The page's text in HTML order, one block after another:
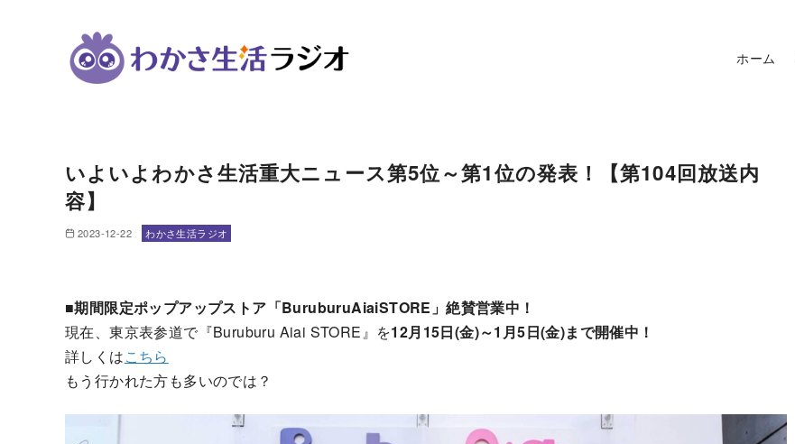
ホーム
いよいよわかさ生活重大ニュース第5位～第1位の発表！【第104回放送内
容】
2023-12-22 わかさ生活ラジオ
■期間限定ポップアップストア「BuruburuAiaiSTORE」絶賛営業中！
現在、東京表参道で『Buruburu Aiai STORE』を12月15日(金)～1月5日(金)まで開催中！
詳しくはこちら
もう行かれた方も多いのでは？